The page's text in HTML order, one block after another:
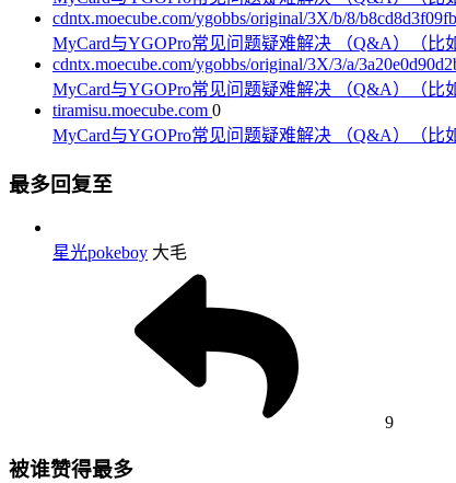
cdntx.moecube.com/ygobbs/original/3X/b/8/
MyCard与YGOPro常见问题疑难解决 （Q&A）（比
cdntx.moecube.com/ygobbs/original/3X/3/a/
MyCard与YGOPro常见问题疑难解决 （Q&A）（比
tiramisu.moecube.com 0
MyCard与YGOPro常见问题疑难解决 （Q&A）（比
最多回复至
星光pokeboy 大毛
9
被谁赞得最多